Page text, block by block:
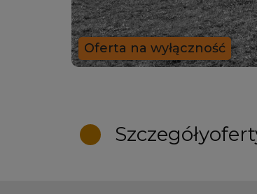
Oferta na wyłączność
Szczegóły